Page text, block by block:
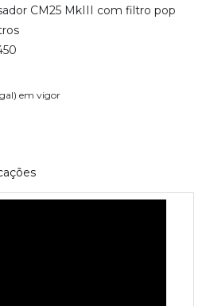
CM25 MkIII com filtro pop
em vigor